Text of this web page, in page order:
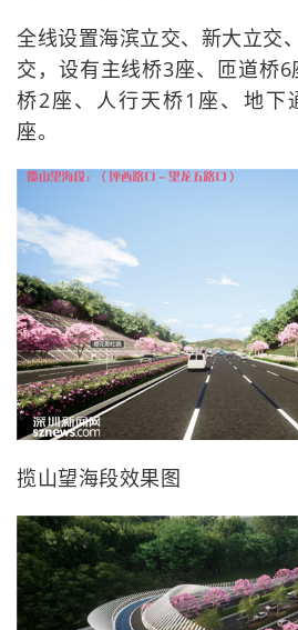
全线设置海滨立交、新大立交
交，设有主线桥3座、匝道桥
桥2座、人行天桥1座、地下
座。
揽山望海段效果图